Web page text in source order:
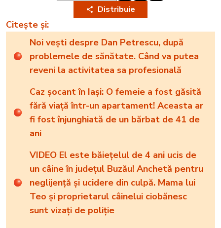
Distribuie
Citește și:
Noi vești despre Dan Petrescu, după
problemele de sănătate. Când va putea
reveni la activitatea sa profesională
Caz șocant în Iași: O femeie a fost găsită
fără viață într-un apartament! Aceasta ar
fi fost înjunghiată de un bărbat de 41 de
ani
VIDEO El este băiețelul de 4 ani ucis de
un câine în județul Buzău! Anchetă pentru
neglijență și ucidere din culpă. Mama lui
Teo și proprietarul câinelui ciobănesc
sunt vizați de poliție